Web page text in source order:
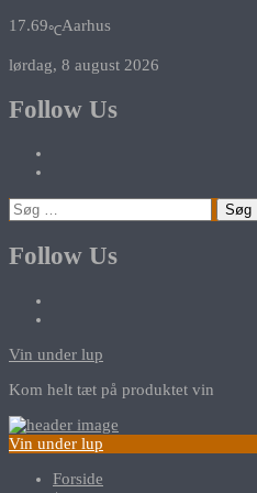
17.69℃Aarhus
lørdag, 8 august 2026
Follow Us
Søg
efter:
Follow Us
Vin under lup
Kom helt tæt på produktet vin
Vin under lup
Forside